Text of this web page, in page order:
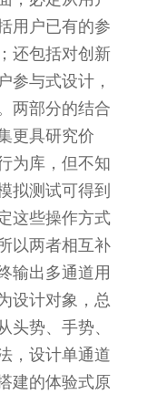
用户已有的参
还包括对创新
参与式设计，
两部分的结合
更具研究价
为库，但不知
拟测试可得到
这些操作方式
以两者相互补
输出多通道用
设计对象，总
势、手势、
，设计单通道
建的体验式原